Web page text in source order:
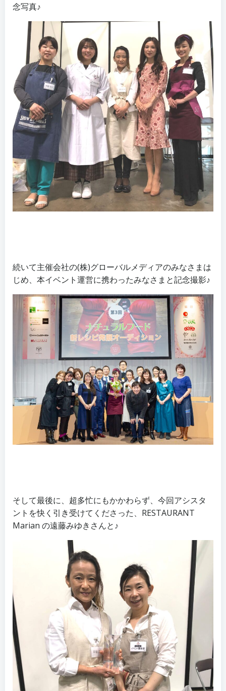
念写真♪
続いて主催会社の(株)グローバルメディアのみなさまは
じめ、本イベント運営に携わったみなさまと記念撮影♪
そして最後に、超多忙にもかかわらず、今回アシスタ
ントを快く引き受けてくださった、RESTAURANT
Marian の遠藤みゆきさんと♪